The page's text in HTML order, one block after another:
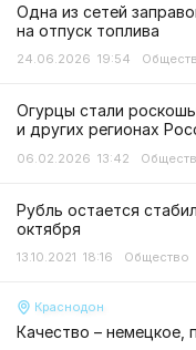
Одна из сетей
на отпуск топлива
24.06.2026 19:54
Огурцы стали
и других регионах
06.02.2026 13:42
Рубль остается
октября
13.10.2021 18:16 Общество
Краснодон
Качество – немецкое,